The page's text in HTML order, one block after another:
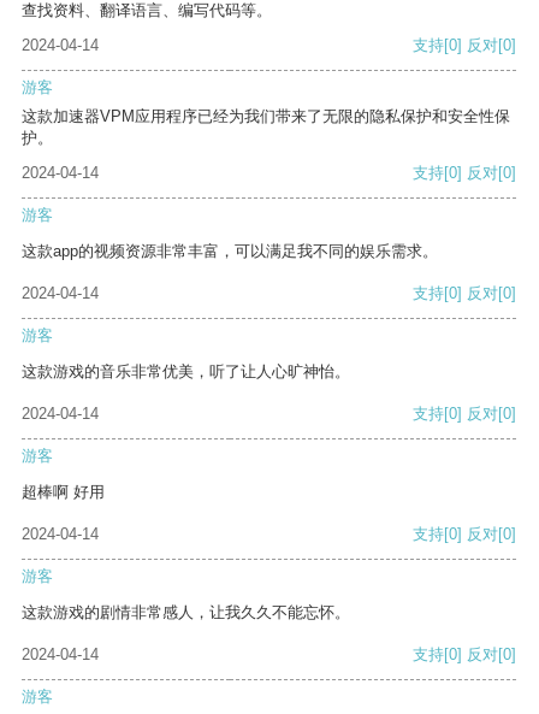
查找资料、翻译语言、编写代码等。
2024-04-14
支持[0] 反对[0]
游客
这款加速器VPM应用程序已经为我们带来了无限的隐私保护和安全性保
护。
2024-04-14
支持[0] 反对[0]
游客
这款app的视频资源非常丰富，可以满足我不同的娱乐需求。
2024-04-14 支持[0] 反对[0]
游客
这款游戏的音乐非常优美，听了让人心旷神怡。
2024-04-14 支持[0] 反对[0]
游客
超棒啊 好用
2024-04-14 支持[0] 反对[0]
游客
这款游戏的剧情非常感人，让我久久不能忘怀。
2024-04-14 支持[0] 反对[0]
游客